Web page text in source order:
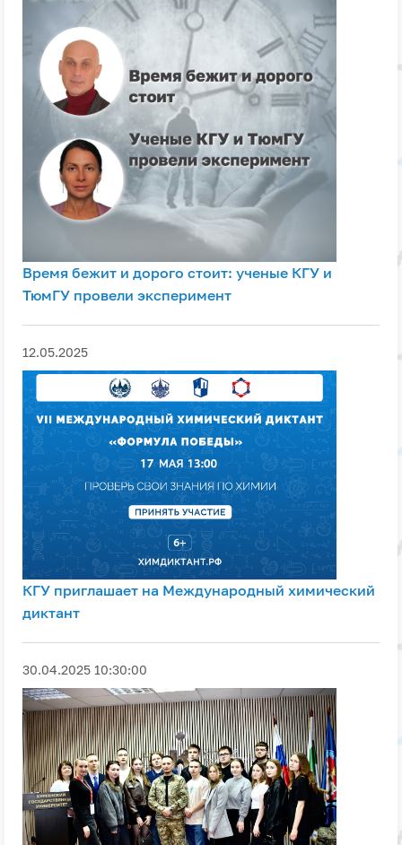
Время бежит и дорого стоит: ученые КГУ и
ТюмГУ провели эксперимент
12.05.2025
КГУ приглашает на Международный химический
диктант
30.04.2025 10:30:00